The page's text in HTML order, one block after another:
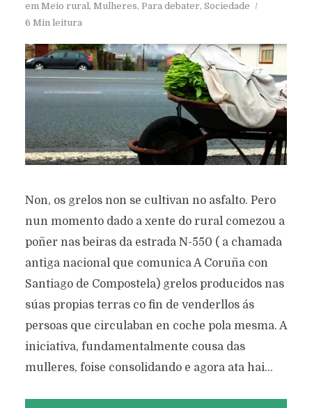
em Meio rural, Mulheres, Para debater, Sociedade
6 Min leitura
Non, os grelos non se cultivan no asfalto. Pero
nun momento dado a xente do rural comezou a
poñer nas beiras da estrada N-550 ( a chamada
antiga nacional que comunica A Coruña con
Santiago de Compostela) grelos producidos nas
súas propias terras co fin de venderllos ás
persoas que circulaban en coche pola mesma. A
iniciativa, fundamentalmente cousa das
mulleres, foise consolidando e agora ata hai...